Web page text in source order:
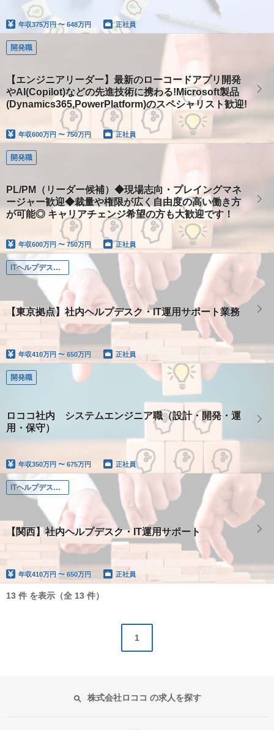
年収375万円 〜 648万円 正社員
開発職
【エンジニアリーダー】最新のローコードアプリ開発
やAI(Copilot)などの先進技術に携わる!Microsoft製品
(Dynamics365,PowerPlatform)のスペシャリスト歓迎!
年収600万円 〜 750万円 正社員
開発職
PL/PM（リーダー候補）◆現場志向・プレイングマネ
ージャー歓迎◆裁量や権限が広く自由度の高い働き方
が可能◎ キャリアチェンジ希望の方も大歓迎です！
年収600万円 〜 750万円 正社員
ITヘルプデスク（関東）
【東京拠点】社内ヘルプデスク・IT運用サポート業務
年収410万円 〜 650万円 正社員
開発職
ロココ社内 システムエンジニア職（設計・開発・運
用・保守）
年収350万円 〜 675万円 正社員
ITヘルプデスク（関西）
【関西】社内ヘルプデスク・IT運用サポート
年収410万円 〜 650万円 正社員
13 件 を表示（全 13 件）
1
株式会社ロココ の求人を探す